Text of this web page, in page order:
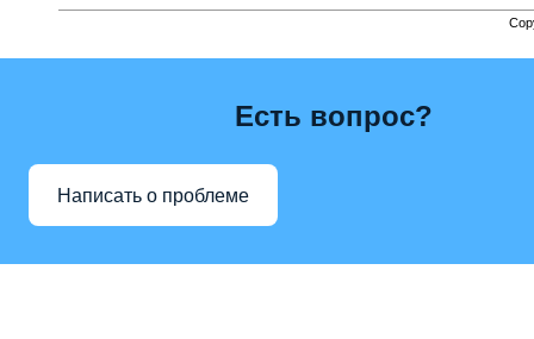
Есть вопрос?
Написать о проблеме